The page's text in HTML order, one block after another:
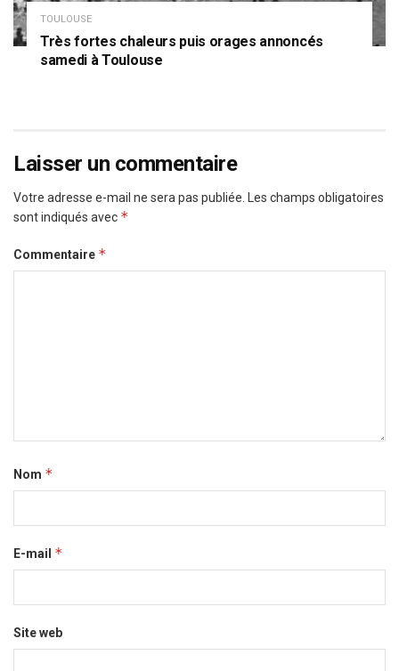
TOULOUSE
Très fortes chaleurs puis orages annoncés
samedi à Toulouse
Laisser un commentaire
Votre adresse e-mail ne sera pas publiée. Les champs obligatoires
sont indiqués avec *
Commentaire *
Nom *
E-mail *
Site web